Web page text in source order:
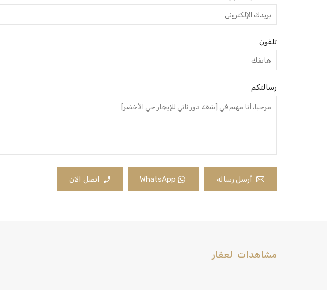
تلفون
رسالتكم
أرسل رسالة WhatsApp اتصل الان
مشاهدات العقار